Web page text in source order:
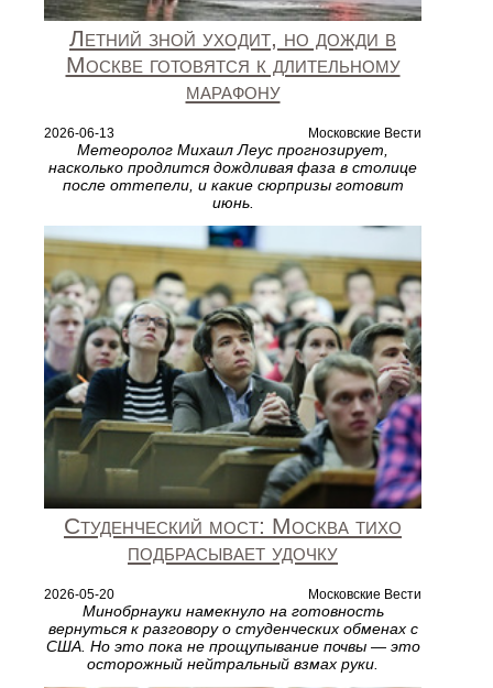
Летний зной уходит, но дожди в
Москве готовятся к длительному
марафону
2026-06-13 Московские Вести
Метеоролог Михаил Леус прогнозирует,
насколько продлится дождливая фаза в столице
после оттепели, и какие сюрпризы готовит
июнь.
Студенческий мост: Москва тихо
подбрасывает удочку
2026-05-20 Московские Вести
Минобрнауки намекнуло на готовность
вернуться к разговору о студенческих обменах с
США. Но это пока не прощупывание почвы — это
осторожный нейтральный взмах руки.